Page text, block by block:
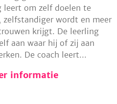
leert om zelf doelen te
zelfstandiger wordt en meer
krijgt. De leerling
aan waar hij of zij aan
De coach leert...
informatie